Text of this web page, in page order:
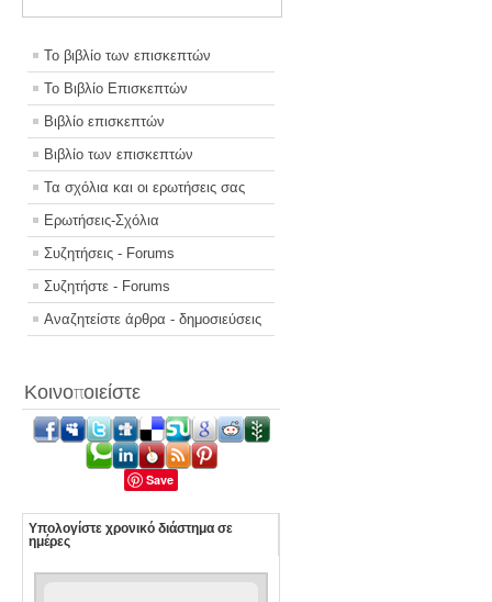
Το βιβλίο των επισκεπτών
Το Βιβλίο Επισκεπτών
Βιβλίο επισκεπτών
Βιβλίο των επισκεπτών
Τα σχόλια και οι ερωτήσεις σας
Ερωτήσεις-Σχόλια
Συζητήσεις - Forums
Συζητήστε - Forums
Αναζητείστε άρθρα - δημοσιεύσεις
Κοινοποιείστε
Save
Υπολογίστε χρονικό διάστημα σε
ημέρες